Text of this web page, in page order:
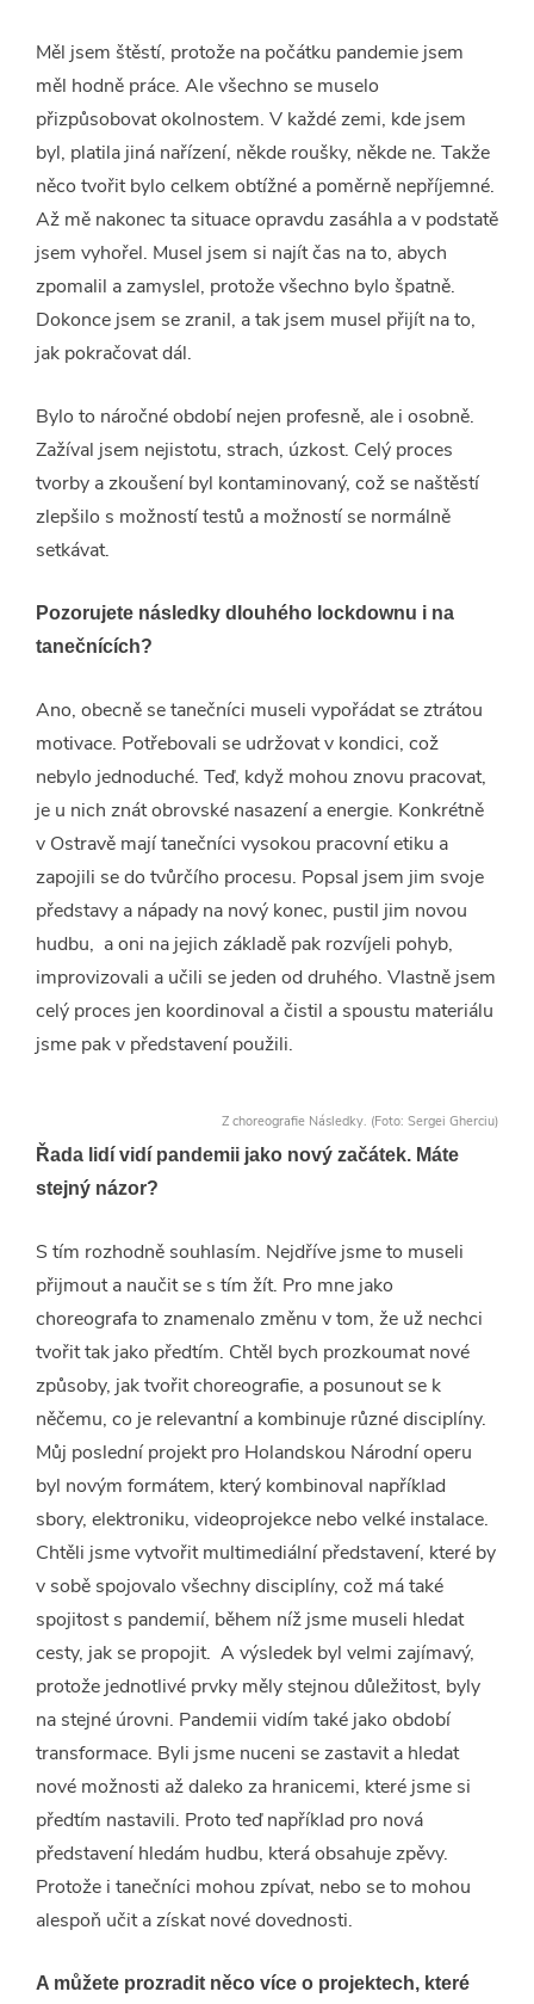
Měl jsem štěstí, protože na počátku pandemie jsem
měl hodně práce. Ale všechno se muselo
přizpůsobovat okolnostem. V každé zemi, kde jsem
byl, platila jiná nařízení, někde roušky, někde ne. Takže
něco tvořit bylo celkem obtížné a poměrně nepříjemné.
Až mě nakonec ta situace opravdu zasáhla a v podstatě
jsem vyhořel. Musel jsem si najít čas na to, abych
zpomalil a zamyslel, protože všechno bylo špatně.
Dokonce jsem se zranil, a tak jsem musel přijít na to,
jak pokračovat dál.
Bylo to náročné období nejen profesně, ale i osobně.
Zažíval jsem nejistotu, strach, úzkost. Celý proces
tvorby a zkoušení byl kontaminovaný, což se naštěstí
zlepšilo s možností testů a možností se normálně
setkávat.
Pozorujete následky dlouhého lockdownu i na
tanečnících?
Ano, obecně se tanečníci museli vypořádat se ztrátou
motivace. Potřebovali se udržovat v kondici, což
nebylo jednoduché. Teď, když mohou znovu pracovat,
je u nich znát obrovské nasazení a energie. Konkrétně
v Ostravě mají tanečníci vysokou pracovní etiku a
zapojili se do tvůrčího procesu. Popsal jsem jim svoje
představy a nápady na nový konec, pustil jim novou
hudbu, a oni na jejich základě pak rozvíjeli pohyb,
improvizovali a učili se jeden od druhého. Vlastně jsem
celý proces jen koordinoval a čistil a spoustu materiálu
jsme pak v představení použili.
Z choreografie Následky. (Foto: Sergei Gherciu)
Řada lidí vidí pandemii jako nový začátek. Máte
stejný názor?
S tím rozhodně souhlasím. Nejdříve jsme to museli
přijmout a naučit se s tím žít. Pro mne jako
choreografa to znamenalo změnu v tom, že už nechci
tvořit tak jako předtím. Chtěl bych prozkoumat nové
způsoby, jak tvořit choreografie, a posunout se k
něčemu, co je relevantní a kombinuje různé disciplíny.
Můj poslední projekt pro Holandskou Národní operu
byl novým formátem, který kombinoval například
sbory, elektroniku, videoprojekce nebo velké instalace.
Chtěli jsme vytvořit multimediální představení, které by
v sobě spojovalo všechny disciplíny, což má také
spojitost s pandemií, během níž jsme museli hledat
cesty, jak se propojit. A výsledek byl velmi zajímavý,
protože jednotlivé prvky měly stejnou důležitost, byly
na stejné úrovni. Pandemii vidím také jako období
transformace. Byli jsme nuceni se zastavit a hledat
nové možnosti až daleko za hranicemi, které jsme si
předtím nastavili. Proto teď například pro nová
představení hledám hudbu, která obsahuje zpěvy.
Protože i tanečníci mohou zpívat, nebo se to mohou
alespoň učit a získat nové dovednosti.
A můžete prozradit něco více o projektech, které